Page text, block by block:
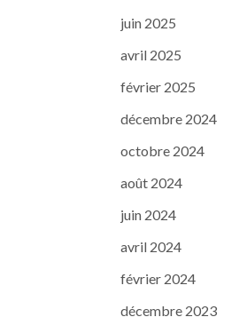
juin 2025
avril 2025
février 2025
décembre 2024
octobre 2024
août 2024
juin 2024
avril 2024
février 2024
décembre 2023